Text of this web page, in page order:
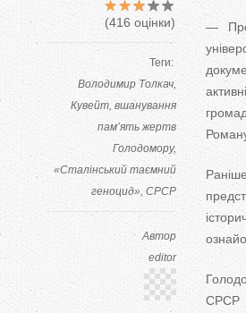
(416 оцінки)
Теги:
Володимир Толкач
Кувейт вшанування
пам’ять жертв
Голодомору
«Сталінський таємний
геноцид» СРСР
Автор
editor
—
СРСР